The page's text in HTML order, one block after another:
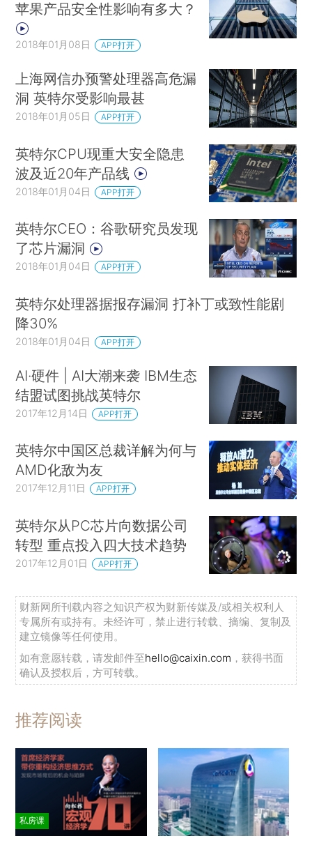
苹果产品安全性影响有多大？
2018年01月08日 APP打开
上海网信办预警处理器高危漏
洞 英特尔受影响最甚
2018年01月05日 APP打开
英特尔CPU现重大安全隐患
波及近20年产品线
2018年01月04日 APP打开
英特尔CEO：谷歌研究员发现
了芯片漏洞
2018年01月04日 APP打开
英特尔处理器据报存漏洞 打补丁或致性能剧
降30%
2018年01月04日 APP打开
AI·硬件 | AI大潮来袭 IBM生态
结盟试图挑战英特尔
2017年12月14日 APP打开
英特尔中国区总裁详解为何与
AMD化敌为友
2017年12月11日 APP打开
英特尔从PC芯片向数据公司
转型 重点投入四大技术趋势
2017年12月01日 APP打开
财新网所刊载内容之知识产权为财新传媒及/或相关权利人
专属所有或持有。未经许可，禁止进行转载、摘编、复制及
建立镜像等任何使用。
如有意愿转载，请发邮件至hello@caixin.com ，获得书面
确认及授权后，方可转载。
推荐阅读
私房课